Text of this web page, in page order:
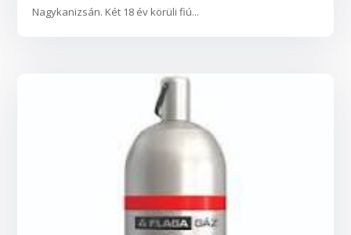
Nagykanizsán. Két 18 év körüli fiú...